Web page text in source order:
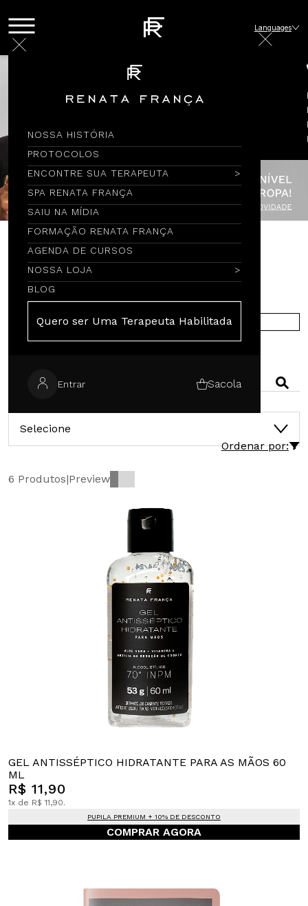
NOSSA HISTÓRIA
PROTOCOLOS
ENCONTRE SUA TERAPEUTA
SPA RENATA FRANÇA
SAIU NA MÍDIA
FORMAÇÃO RENATA FRANÇA
AGENDA DE CURSOS
NOSSA LOJA
BLOG
Quero ser Uma Terapeuta Habilitada
Entrar Sacola
Languages
Encontre por Nome
COMPRE NA EUROPA
Selecione
Ordenar por:
6 Produtos|Preview
GEL ANTISSÉPTICO HIDRATANTE PARA AS MÃOS 60
ML
R$ 11,90
1x de R$ 11,90.
PUPILA PREMIUM + 10% DE DESCONTO
COMPRAR AGORA